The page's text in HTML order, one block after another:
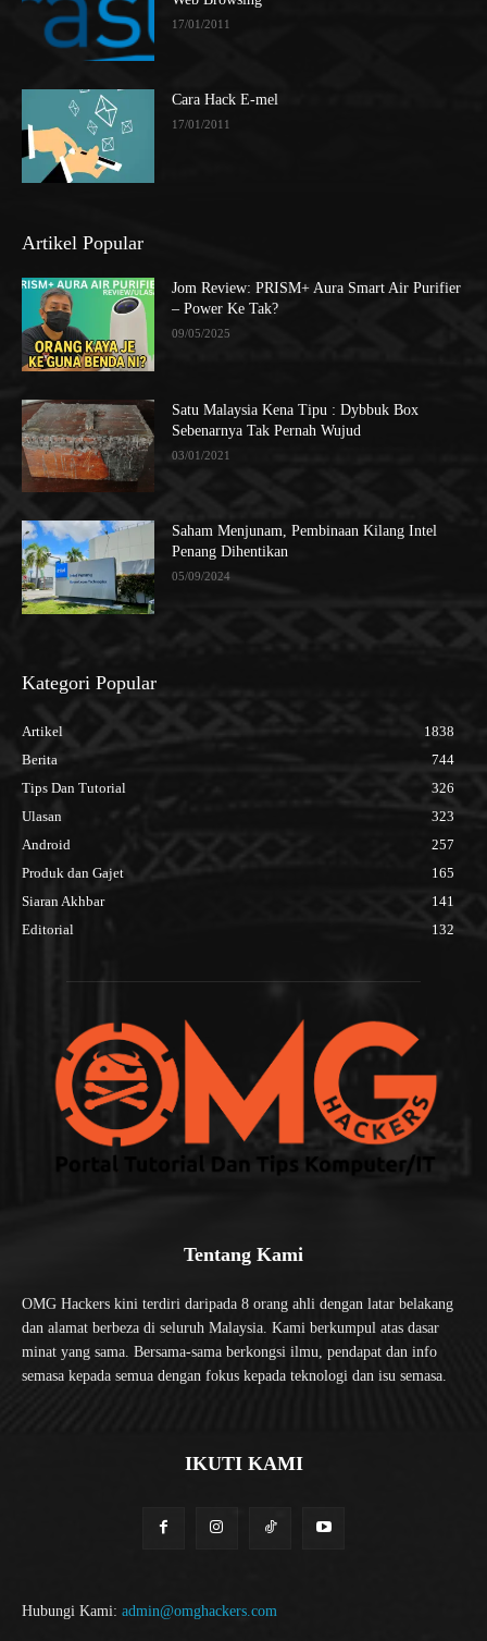
17/01/2011
Cara Hack E-mel
17/01/2011
Artikel Popular
Jom Review: PRISM+ Aura Smart Air Purifier
– Power Ke Tak?
09/05/2025
Satu Malaysia Kena Tipu : Dybbuk Box
Sebenarnya Tak Pernah Wujud
03/01/2021
Saham Menjunam, Pembinaan Kilang Intel
Penang Dihentikan
05/09/2024
Kategori Popular
Artikel
1838
Berita
744
Tips Dan Tutorial
326
Ulasan
323
Android
257
Produk dan Gajet
165
Siaran Akhbar
141
Editorial
132
Tentang Kami
OMG Hackers kini terdiri daripada 8 orang ahli dengan latar belakang
dan alamat berbeza di seluruh Malaysia. Kami berkumpul atas dasar
minat yang sama. Bersama-sama berkongsi ilmu, pendapat dan info
semasa kepada semua dengan fokus kepada teknologi dan isu semasa.
IKUTI KAMI
Hubungi Kami: admin@omghackers.com